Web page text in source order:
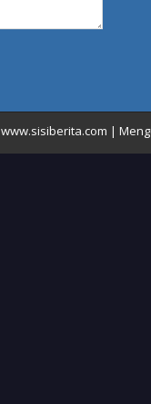
www.sisiberita.com |